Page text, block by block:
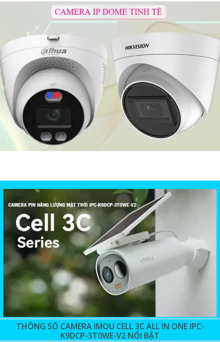
THÔNG SỐ CAMERA IMOU CELL 3C ALL IN ONE IPC-
K9DCP-3T0WE-V2 NỔI BẬT